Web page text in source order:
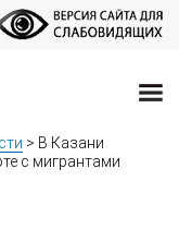
> В Казани
с мигрантами